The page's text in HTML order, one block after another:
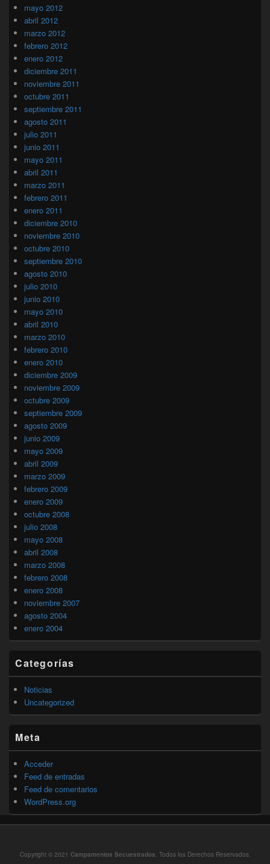
mayo 2012
abril 2012
marzo 2012
febrero 2012
enero 2012
diciembre 2011
noviembre 2011
octubre 2011
septiembre 2011
agosto 2011
julio 2011
junio 2011
mayo 2011
abril 2011
marzo 2011
febrero 2011
enero 2011
diciembre 2010
noviembre 2010
octubre 2010
septiembre 2010
agosto 2010
julio 2010
junio 2010
mayo 2010
abril 2010
marzo 2010
febrero 2010
enero 2010
diciembre 2009
noviembre 2009
octubre 2009
septiembre 2009
agosto 2009
junio 2009
mayo 2009
abril 2009
marzo 2009
febrero 2009
enero 2009
octubre 2008
julio 2008
mayo 2008
abril 2008
marzo 2008
febrero 2008
enero 2008
noviembre 2007
agosto 2004
enero 2004
Categorías
Noticias
Uncategorized
Meta
Acceder
Feed de entradas
Feed de comentarios
WordPress.org
Copyright © 2021 Campamentos Secuestrados. Todos los Derechos Reservados.